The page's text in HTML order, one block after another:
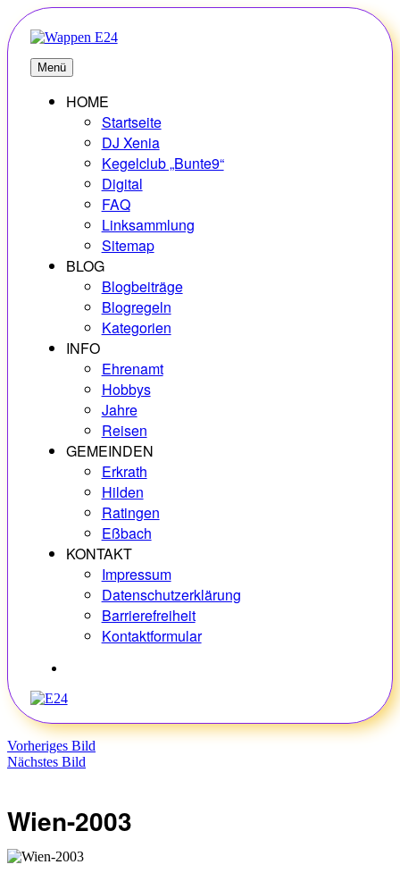
Zum
Inhalt
springen
E24
Erlebnisse – Hobbys – Vielfalt
Menü
HOME
Startseite
DJ Xenia
Kegelclub „Bunte9“
Digital
FAQ
Linksammlung
Sitemap
BLOG
Blogbeiträge
Blogregeln
Kategorien
INFO
Ehrenamt
Hobbys
Jahre
Reisen
GEMEINDEN
Erkrath
Hilden
Ratingen
Eßbach
KONTAKT
Impressum
Datenschutzerklärung
Barrierefreiheit
Kontaktformular
Vorheriges Bild
Nächstes Bild
Wien-2003